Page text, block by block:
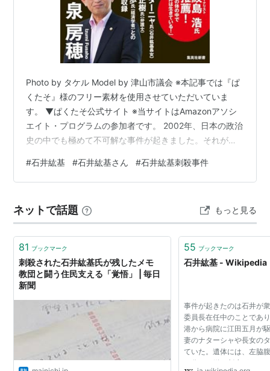
Photo by タケル Model by 津山市議会 ※本記事では『ぱ
くたそ』様のフリー素材を使用させていただいていま
す。 ▼ぱくたそ公式サイト ※当サイトはAmazonアソシ
エイト・プログラムの参加者です。 2002年、日本の政治
史の中でも極めて不可解な事件が起きました。それが、
員が刺殺される――。しかも彼は「国家の闇」に迫って
いた人物でした。 この事件は単なる通り魔的犯行だった
がゆえの出来事だったのでしょうか。 ▼目次（クリック
で移動） ■ 石井紘基とは何者だったのか ■ 事件の概要
■…
#石井紘基 #石井紘基さん #石井紘基刺殺事件
ネットで話題 もっと見る
81 ブックマーク
刺殺された石井紘基氏が残したメモ
教団と闘う住民支える「覚悟」 | 毎日
新聞
55 ブックマーク
石井紘基 - Wikipedia
事件が起きたのは石井が
委員長在任中のことであ
港から病院に江田五月が
妻のナターシャや長女の
ていた。遺体には、左脇
て分かる鋭い刺瘡があっ